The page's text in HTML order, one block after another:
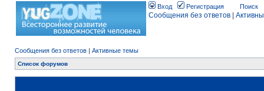
Вход Регистрация Поиск
Сообщения без ответов
Сообщения без ответов | Активные темы
Список форумов